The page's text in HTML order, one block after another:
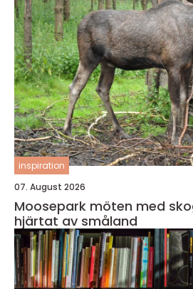
inspiration
07. August 2026
Moosepark möten med skogens konung i
hjärtat av småland